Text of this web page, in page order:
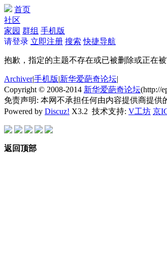
首页
社区
家园 群组 手机版
请登录 立即注册 搜索 快捷导航
抱歉，指定的主题不存在或已被删除或正在
Archiver|手机版|新华爱葩奇论坛|
Copyright © 2008-2014 新华爱葩奇论坛(http://
免责声明: 本网不承担任何由内容提供商提供
Powered by Discuz! X3.2 技术支持: V工坊 京
返回顶部